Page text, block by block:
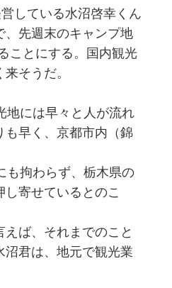
している水沼啓幸くん
、先週末のキャンプ地
ことにする。国内観光
そうだ。
地には早々と人が流れ
早く、京都市内（錦
も拘わらず、栃木県の
寄せているとのこ
ば、それまでのこと
沼君は、地元で観光業